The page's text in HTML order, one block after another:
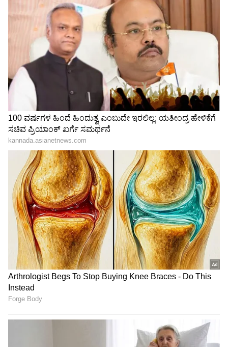
ರಶ್ಮಿಕಾಮತ್ತು ಶಾರುಖ್‌ ಒಟ್ಟಿಗೆ ತುಂಬಾ ಚೆನ್ನಾಗಿ
ಕಾಣುತ್ತಿದ್ದಾರೆ. ಈ ಇಬ್ಬರೂ ಆಹಾರ ವಾಣಿಜ್ಯ ಬ್ರಾಂಡ್‌ನ
ಜಾಹಿರಾತಿಗಾಗಿ ತೆರೆಯ ಮೇಲೆ ಒಟ್ಟಿಗೆ ಬಂದಿದ್ದಾರೆ.
4
7